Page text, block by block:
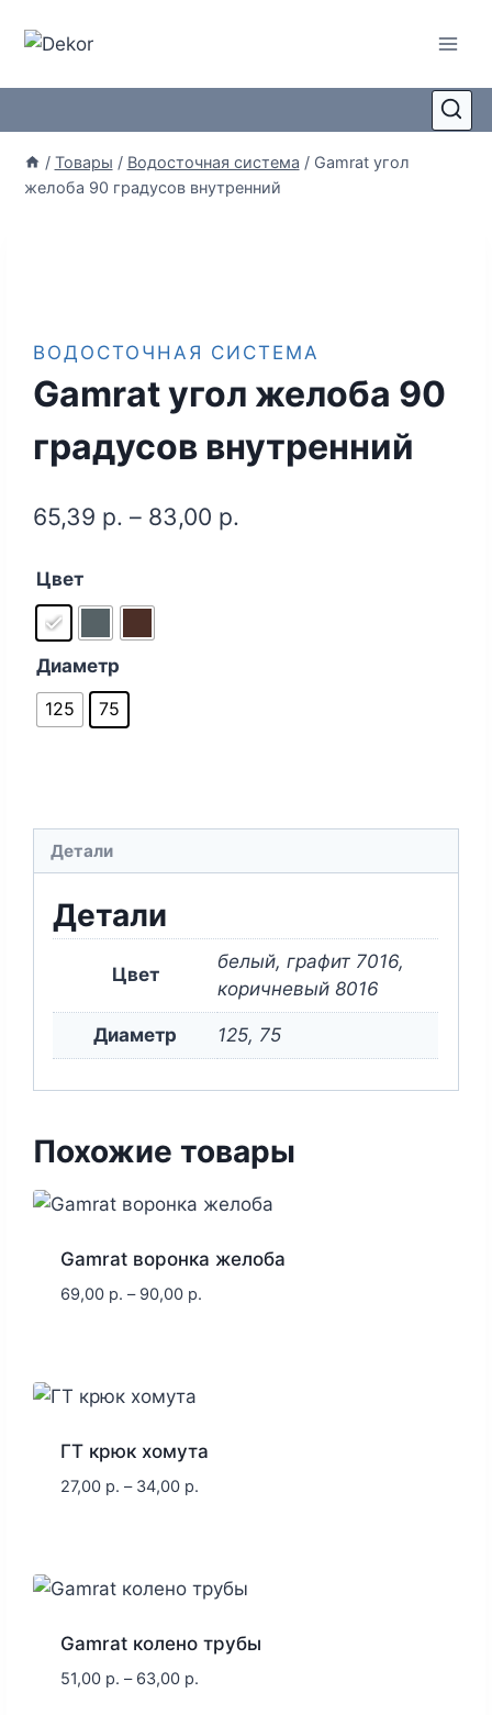
/ Товары / Водосточная система / Gamrat угол
желоба 90 градусов внутренний
ВОДОСТОЧНАЯ СИСТЕМА
Gamrat угол желоба 90
градусов внутренний
65,39 р. – 83,00 р.
Цвет
Диаметр
125
75
Детали
Детали
Цвет
белый, графит 7016,
коричневый 8016
Диаметр 125, 75
Похожие товары
Gamrat воронка желоба
69,00 р. – 90,00 р.
ГТ крюк хомута
27,00 р. – 34,00 р.
Gamrat колено трубы
51,00 р. – 63,00 р.